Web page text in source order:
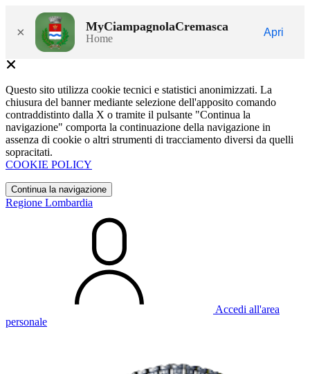
× MyCiampagnolaCremasca
Home
Apri
Questo sito utilizza cookie tecnici e statistici anonimizzati. La
chiusura del banner mediante selezione dell'apposito comando
contraddistinto dalla X o tramite il pulsante "Continua la
navigazione" comporta la continuazione della navigazione in
assenza di cookie o altri strumenti di tracciamento diversi da quelli
sopracitati.
COOKIE POLICY
Continua la navigazione
Regione Lombardia
Accedi all'area
personale